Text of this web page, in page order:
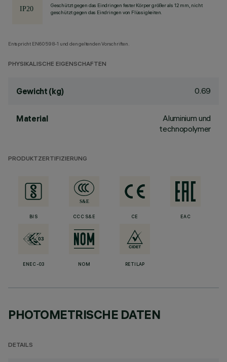
Geschützt gegen das Eindringen fester Körper größer als 12 mm, nicht
geschützt gegen das Eindringen von Flüssigkeiten.
Entspricht EN60598-1 und den geltenden Vorschriften.
PHYSIKALISCHE EIGENSCHAFTEN
Gewicht (kg) 0.69
Material
Aluminium und
technopolymer
PRODUKTZERTIFIZIERUNG
BIS CCC S&E CE EAC
ENEC-03 NOM RETILAP
PHOTOMETRISCHE DATEN
DETAILS